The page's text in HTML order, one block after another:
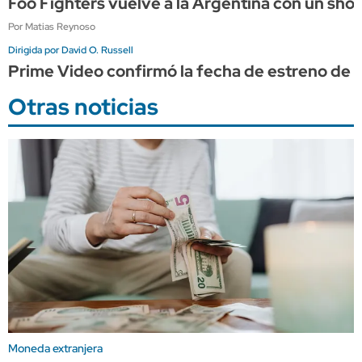
Por Matias Reynoso
Dirigida por David O. Russell
Prime Video confirmó la fecha de estreno de
Otras noticias
Moneda extranjera